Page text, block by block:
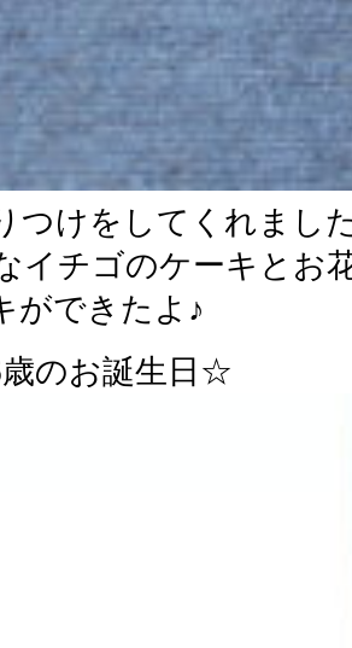
つけをしてくれまし
イチゴのケーキとお
ができたよ♪
のお誕生日☆